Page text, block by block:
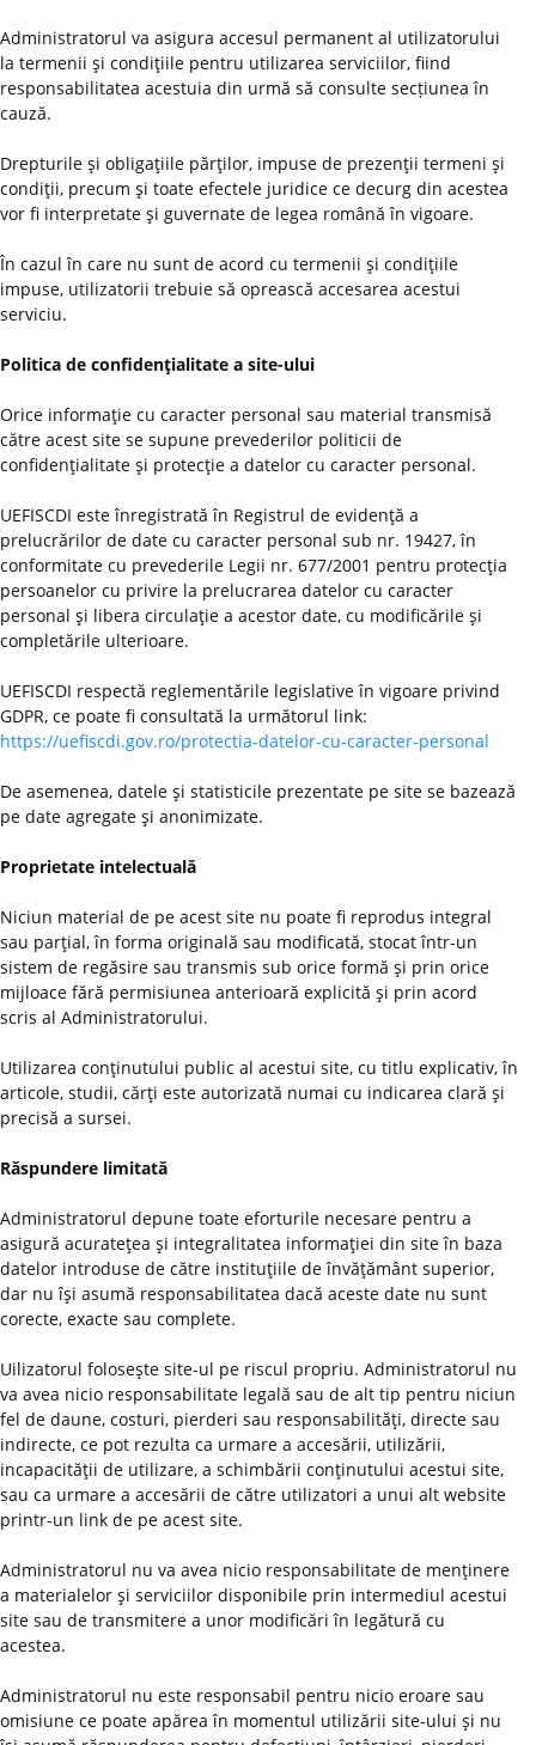
Administratorul va asigura accesul permanent al utilizatorului
la termenii şi condiţiile pentru utilizarea serviciilor, fiind
responsabilitatea acestuia din urmă să consulte secțiunea în
cauză.
Drepturile şi obligaţiile părţilor, impuse de prezenţii termeni şi
condiţii, precum şi toate efectele juridice ce decurg din acestea
vor fi interpretate şi guvernate de legea română în vigoare.
În cazul în care nu sunt de acord cu termenii şi condiţiile
impuse, utilizatorii trebuie să oprească accesarea acestui
serviciu.
Politica de confidenţialitate a site-ului
Orice informaţie cu caracter personal sau material transmisă
către acest site se supune prevederilor politicii de
confidenţialitate şi protecţie a datelor cu caracter personal.
UEFISCDI este înregistrată în Registrul de evidenţă a
prelucrărilor de date cu caracter personal sub nr. 19427, în
conformitate cu prevederile Legii nr. 677/2001 pentru protecţia
persoanelor cu privire la prelucrarea datelor cu caracter
personal şi libera circulaţie a acestor date, cu modificările şi
completările ulterioare.
UEFISCDI respectă reglementările legislative în vigoare privind
GDPR, ce poate fi consultată la următorul link:
https://uefiscdi.gov.ro/protectia-datelor-cu-caracter-personal
De asemenea, datele şi statisticile prezentate pe site se bazează
pe date agregate şi anonimizate.
Proprietate intelectuală
Niciun material de pe acest site nu poate fi reprodus integral
sau parţial, în forma originală sau modificată, stocat într-un
sistem de regăsire sau transmis sub orice formă şi prin orice
mijloace fără permisiunea anterioară explicită şi prin acord
scris al Administratorului.
Utilizarea conţinutului public al acestui site, cu titlu explicativ, în
articole, studii, cărţi este autorizată numai cu indicarea clară şi
precisă a sursei.
Răspundere limitată
Administratorul depune toate eforturile necesare pentru a
asigură acurateţea şi integralitatea informaţiei din site în baza
datelor introduse de către instituţiile de învăţământ superior,
dar nu îşi asumă responsabilitatea dacă aceste date nu sunt
corecte, exacte sau complete.
Uilizatorul foloseşte site-ul pe riscul propriu. Administratorul nu
va avea nicio responsabilitate legală sau de alt tip pentru niciun
fel de daune, costuri, pierderi sau responsabilităţi, directe sau
indirecte, ce pot rezulta ca urmare a accesării, utilizării,
incapacităţii de utilizare, a schimbării conţinutului acestui site,
sau ca urmare a accesării de către utilizatori a unui alt website
printr-un link de pe acest site.
Administratorul nu va avea nicio responsabilitate de menţinere
a materialelor şi serviciilor disponibile prin intermediul acestui
site sau de transmitere a unor modificări în legătură cu
acestea.
Administratorul nu este responsabil pentru nicio eroare sau
omisiune ce poate apărea în momentul utilizării site-ului şi nu